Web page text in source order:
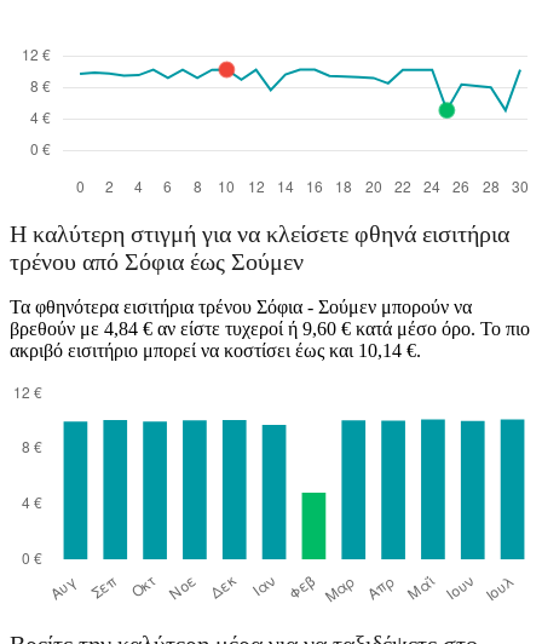
Η καλύτερη στιγμή για να κλείσετε φθηνά εισιτήρια
τρένου από Σόφια έως Σούμεν
Τα φθηνότερα εισιτήρια τρένου Σόφια - Σούμεν μπορούν να
βρεθούν με 4,84 € αν είστε τυχεροί ή 9,60 € κατά μέσο όρο. Το πιο
ακριβό εισιτήριο μπορεί να κοστίσει έως και 10,14 €.